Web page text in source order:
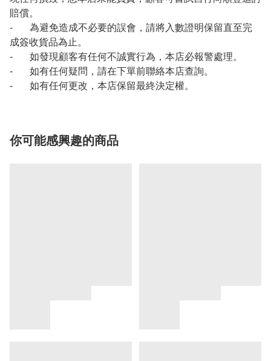
賠償。
- 為避免造成不必要的誤會，請將入數證明保留直至完
成簽收貨品為止。
- 如發現顧客有任何不誠實行為，本店必報警處理。
- 如有任何疑問，請在下單前聯絡本店查詢。
- 如有任何更改，本店保留最終決定權。
你可能感興趣的商品